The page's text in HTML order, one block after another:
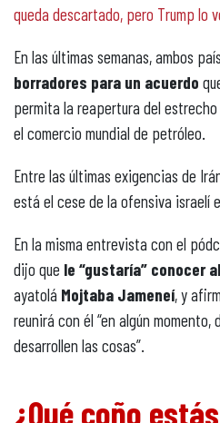
queda descartado, pero Trump lo
En las últimas semanas, ambos
borradores para un acuerdo
permita la reapertura del estrecho
el comercio mundial de petróleo.
Entre las últimas exigencias de
está el cese de la ofensiva israelí
En la misma entrevista con el
dijo que le “gustaría” conocer
ayatolá Mojtaba Jameneí, y
reunirá con él “en algún
desarrollen las cosas”.
¿Qué coño